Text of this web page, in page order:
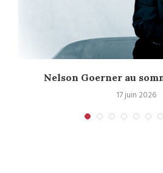
Nelson Goerner au
17 juin 2026